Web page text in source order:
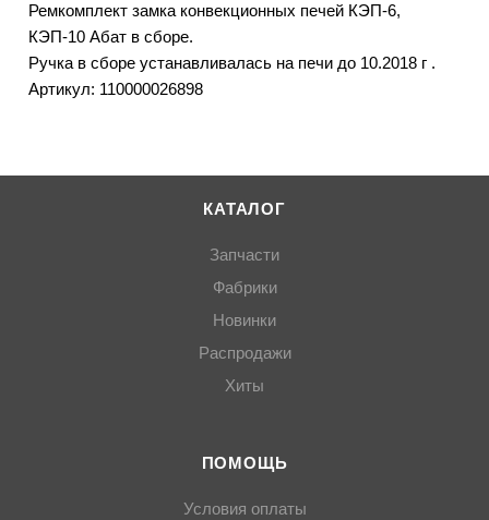
Ремкомплект замка конвекционных печей КЭП-6,
КЭП-10 Абат в сборе.
Ручка в сборе устанавливалась на печи до 10.2018 г .
Артикул: 110000026898
КАТАЛОГ
Запчасти
Фабрики
Новинки
Распродажи
Хиты
ПОМОЩЬ
Условия оплаты